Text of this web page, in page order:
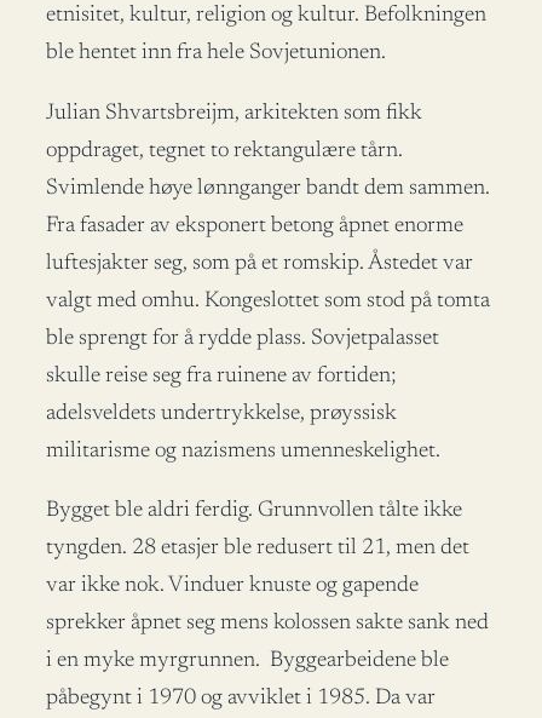
etnisitet, kultur, religion og kultur. Befolkningen
ble hentet inn fra hele Sovjetunionen.
Julian Shvartsbreijm, arkitekten som fikk
oppdraget, tegnet to rektangulære tårn.
Svimlende høye lønnganger bandt dem sammen.
Fra fasader av eksponert betong åpnet enorme
luftesjakter seg, som på et romskip. Åstedet var
valgt med omhu. Kongeslottet som stod på tomta
ble sprengt for å rydde plass. Sovjetpalasset
skulle reise seg fra ruinene av fortiden;
adelsveldets undertrykkelse, prøyssisk
militarisme og nazismens umenneskelighet.
Bygget ble aldri ferdig. Grunnvollen tålte ikke
tyngden. 28 etasjer ble redusert til 21, men det
var ikke nok. Vinduer knuste og gapende
sprekker åpnet seg mens kolossen sakte sank ned
i en myke myrgrunnen. Byggearbeidene ble
påbegynt i 1970 og avviklet i 1985. Da var